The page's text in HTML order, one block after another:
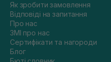
Як зробити замовлення
Відповіді на запитання
Про нас
ЗМІ про нас
Сертифікати та нагороди
Блог